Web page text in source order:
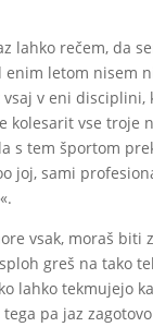
lahko rečem, da
enim letom nisem
v eni disciplini,
kolesarit vse troje
s tem športom
joj, sami
vsak, moraš biti
greš na tako
lahko tekmujejo
pa jaz